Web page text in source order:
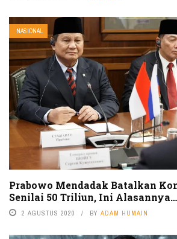
NASIONAL
Prabowo Mendadak Batalkan
Senilai 50 Triliun, Ini Alasannya…
2 AGUSTUS 2020 BY ADAM HUMAIN